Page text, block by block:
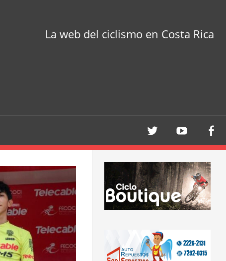
La web del ciclismo en Costa Rica